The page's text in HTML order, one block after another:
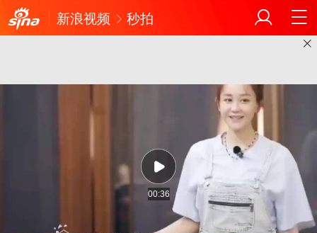
新浪视频 秒拍
00:36